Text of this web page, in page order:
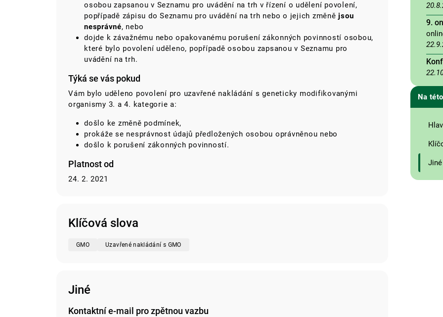
osobou zapsanou v Seznamu pro uvádění na trh v řízení o udělení povolení,
popřípadě zápisu do Seznamu pro uvádění na trh nebo o jejich změně jsou
nesprávné, nebo
dojde k závažnému nebo opakovanému porušení zákonných povinností osobou,
které bylo povolení uděleno, popřípadě osobou zapsanou v Seznamu pro
uvádění na trh.
Týká se vás pokud
Vám bylo uděleno povolení pro uzavřené nakládání s geneticky modifikovanými
organismy 3. a 4. kategorie a:
došlo ke změně podmínek,
prokáže se nesprávnost údajů předložených osobou oprávněnou nebo
došlo k porušení zákonných povinností.
Platnost od
24. 2. 2021
Klíčová slova
GMO Uzavřené nakládání s GMO
Jiné
Kontaktní e-mail pro zpětnou vazbu
9.
Na
Jiné